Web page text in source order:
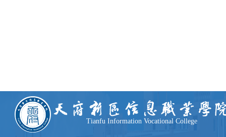
Tianfu Information Vocational College